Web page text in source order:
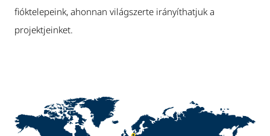
fióktelepeink, ahonnan világszerte irányíthatjuk a
projektjeinket.